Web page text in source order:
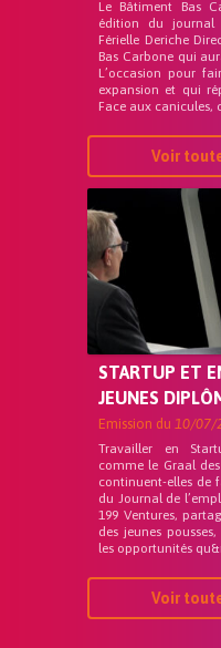
Le Bâtiment Bas
édition du journal
Férielle Deriche
Bas Carbone qui
L’occasion pour
expansion et qui
Face aux canicules,
Voir
STARTUP ET
JEUNES
Emission du 10/07/
Travailler en
comme le Graal
continuent-elles de
du Journal de
199 Ventures,
des jeunes
les opportunités
Voir